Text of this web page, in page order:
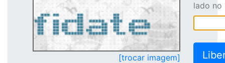
[trocar imagem]
lado no